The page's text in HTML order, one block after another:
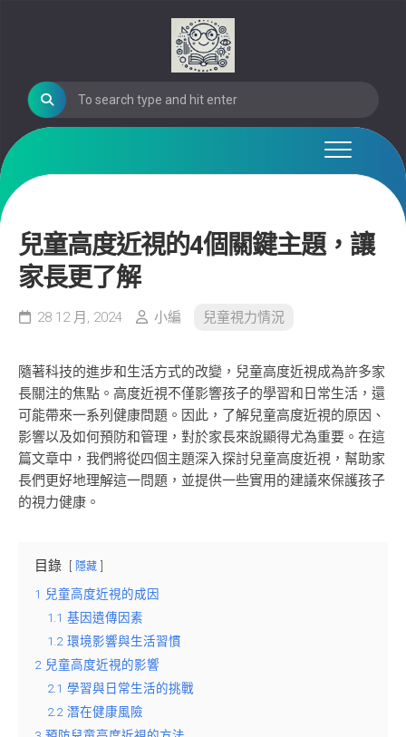
兒童高度近視的4個關鍵主題，讓
家長更了解
28 12 月, 2024 小編 兒童視力情況
隨著科技的進步和生活方式的改變，兒童高度近視成為許多家
長關注的焦點。高度近視不僅影響孩子的學習和日常生活，還
可能帶來一系列健康問題。因此，了解兒童高度近視的原因、
影響以及如何預防和管理，對於家長來說顯得尤為重要。在這
篇文章中，我們將從四個主題深入探討兒童高度近視，幫助家
長們更好地理解這一問題，並提供一些實用的建議來保護孩子
的視力健康。
目錄 隱藏
1 兒童高度近視的成因
1.1 基因遺傳因素
1.2 環境影響與生活習慣
2 兒童高度近視的影響
2.1 學習與日常生活的挑戰
2.2 潛在健康風險